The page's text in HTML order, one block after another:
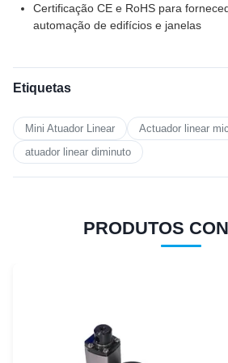
Certificação CE e RoHS para
automação de edifícios e janelas
Etiquetas
Mini Atuador Linear
Actuador linear
atuador linear diminuto
PRODUTOS